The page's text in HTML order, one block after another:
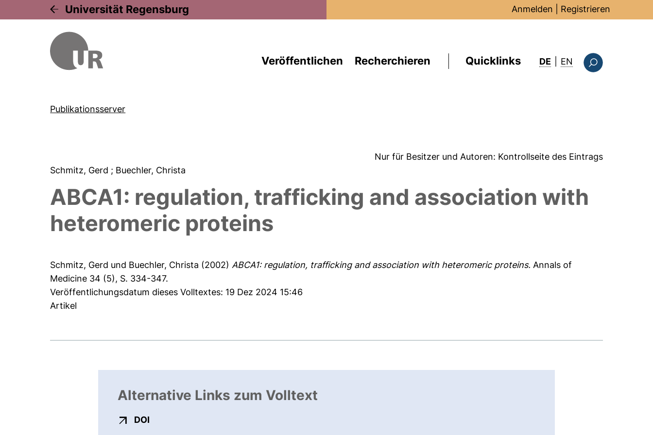
Universität Regensburg Anmelden Registrieren
Veröffentlichen Recherchieren Quicklinks DE EN : this page in
Publikationsserver
Nur für Besitzer und Autoren: Kontrollseite des Eintrags
Schmitz, Gerd ; Buechler, Christa
ABCA1: regulation, trafficking and association with
heteromeric proteins
Schmitz, Gerd und Buechler, Christa (2002)ABCA1: regulation, trafficking and association with heteromeric proteins. Annals of
Medicine 34 (5), S. 334-347.
Veröffentlichungsdatum dieses Volltextes: 19 Dez 2024 15:46
Artikel
Alternative Links zum Volltext
DOI